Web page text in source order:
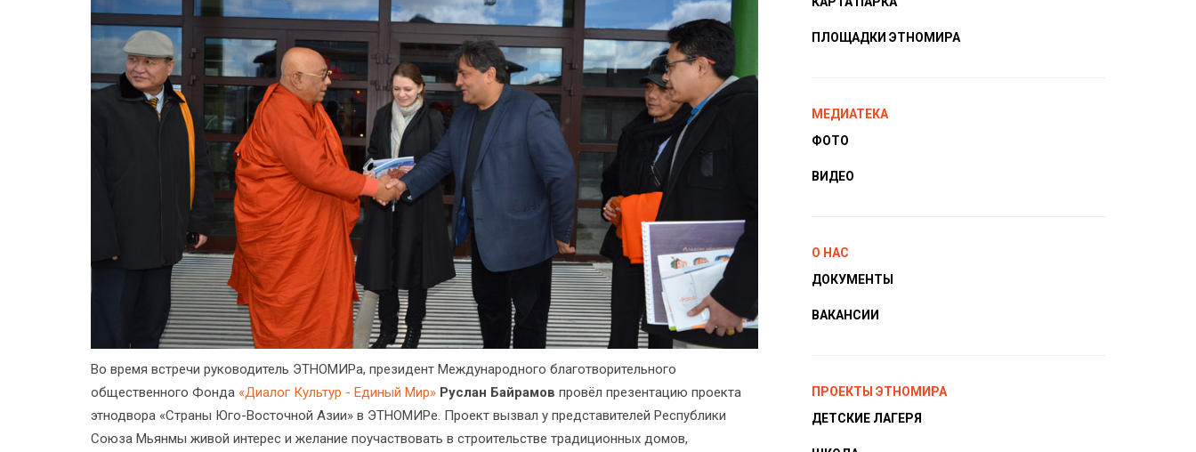
Во время встречи руководитель ЭТНОМИРа, президент Международного благотворительного
общественного Фонда «Диалог Культур - Единый Мир» Руслан Байрамов провёл презентацию проекта
этнодвора «Страны Юго-Восточной Азии» в ЭТНОМИРе. Проект вызвал у представителей Республики
Союза Мьянмы живой интерес и желание поучаствовать в строительстве традиционных домов,
ПЛОЩАДКИ ЭТНОМИРА
МЕДИАТЕКА
ФОТО
ВИДЕО
О НАС
ДОКУМЕНТЫ
ВАКАНСИИ
ПРОЕКТЫ ЭТНОМИРА
ДЕТСКИЕ ЛАГЕРЯ